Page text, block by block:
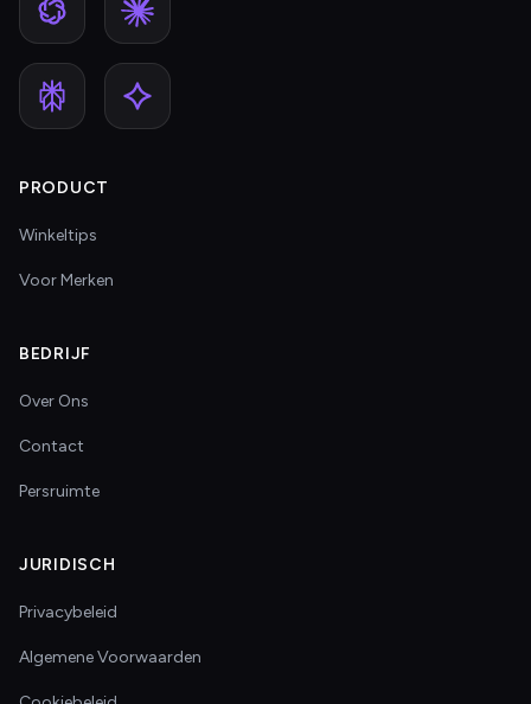
PRODUCT
Winkeltips
Voor Merken
BEDRIJF
Over Ons
Contact
Persruimte
JURIDISCH
Privacybeleid
Algemene Voorwaarden